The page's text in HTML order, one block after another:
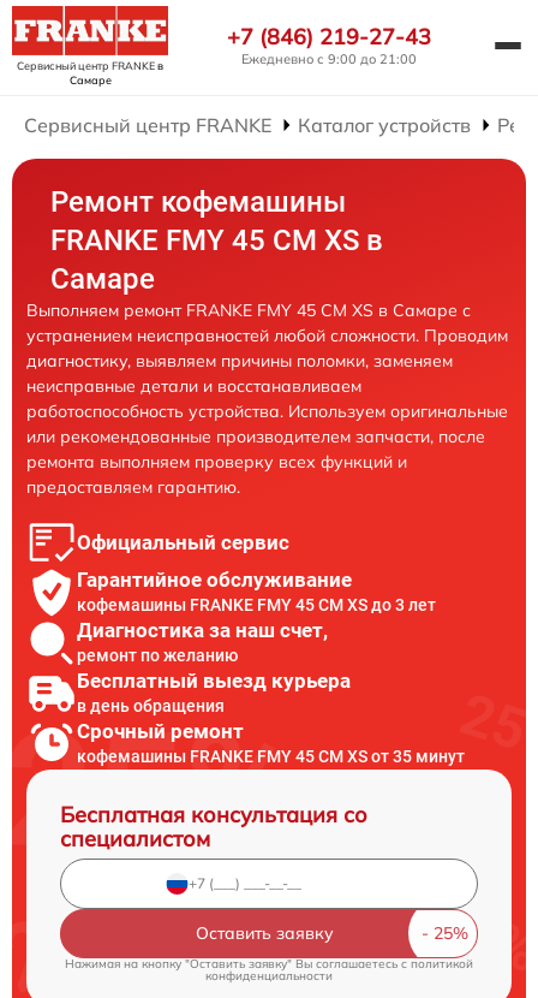
Сервисный центр FRANKEв
Самаре
+7 (846) 219-27-43
Ежедневно с 9:00 до 21:00
Сервисный центр FRANKE Каталог устройств
Ремонт кофемашины
FRANKE FMY 45 CM XS в
Самаре
Выполняем ремонт FRANKE FMY 45 CM XS в Самаре с
устранением неисправностей любой сложности. Проводим
диагностику, выявляем причины поломки, заменяем
неисправные детали и восстанавливаем
работоспособность устройства. Используем оригинальные
или рекомендованные производителем запчасти, после
ремонта выполняем проверку всех функций и
предоставляем гарантию.
Официальный сервис
Гарантийное обслуживание
кофемашины FRANKE FMY 45 CM XS до 3 лет
Диагностика за наш счет,
ремонт по желанию
Бесплатный выезд курьера
в день обращения
Срочный ремонт
кофемашины FRANKE FMY 45 CM XS от 35 минут
Бесплатная консультация со
специалистом
Оставить заявку
Нажимая на кнопку "Оставить заявку" Вы соглашаетесь cполитикой
конфиденциальности